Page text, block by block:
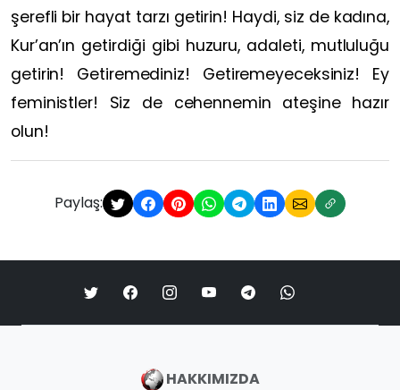
şerefli bir hayat tarzı getirin! Haydi, siz de kadına,
Kur’an’ın getirdiği gibi huzuru, adaleti, mutluluğu
getirin! Getiremediniz! Getiremeyeceksiniz! Ey
feministler! Siz de cehennemin ateşine hazır
olun!
Paylaş:
HAKKIMIZDA